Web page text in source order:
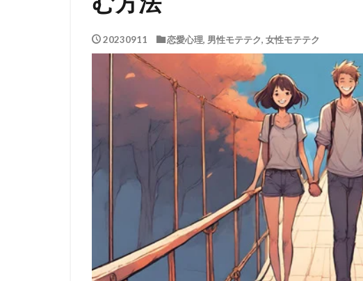
20230911 恋愛心理, 男性モテテク, 女性モテテク